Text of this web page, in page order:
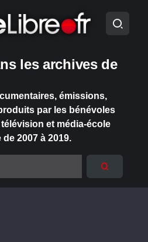
les archives de
émissions,
par les bénévoles
et média-école
2007 à 2019.